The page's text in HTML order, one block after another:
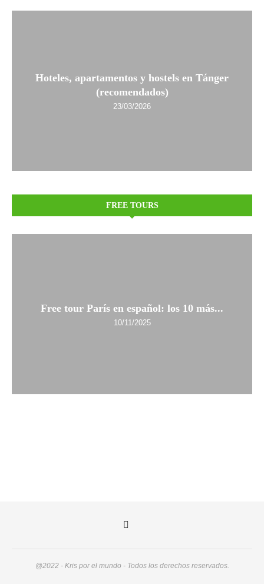
Hoteles, apartamentos y hostels en Tánger
(recomendados)
23/03/2026
FREE TOURS
Free tour París en español: los 10 más...
10/11/2025
@2022 - Kris por el mundo - Todos los derechos reservados.